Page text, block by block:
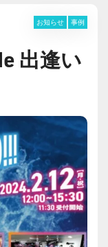
お知らせ 事例
出逢い